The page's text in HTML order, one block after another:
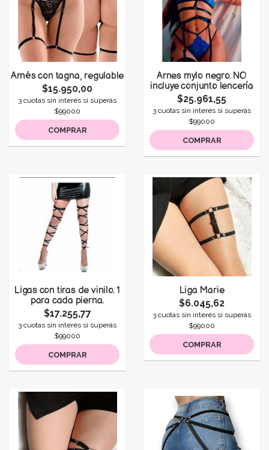
Arnés con tagna, regulable
$15.950,00
3 cuotas sin interés si superás
$99000
COMPRAR
Arnes mylo negro. NO
incluye conjunto lencería
$25.961,55
3 cuotas sin interés si superás
$99000
COMPRAR
Ligas con tiras de vinilo. 1
para cada pierna.
$17.255,77
3 cuotas sin interés si superás
$99000
COMPRAR
Liga Marie
$6.045,62
3 cuotas sin interés si superás
$99000
COMPRAR